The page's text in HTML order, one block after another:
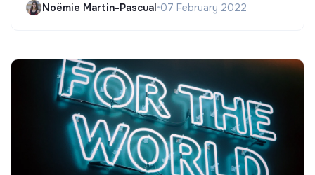
Noëmie Martin-Pascual•07 February 2022